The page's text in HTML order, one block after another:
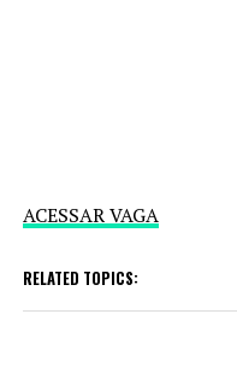
ACESSAR VAGA
RELATED TOPICS: